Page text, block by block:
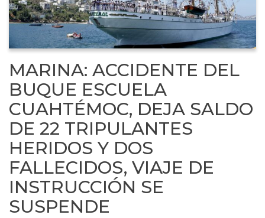
MARINA: ACCIDENTE DEL
BUQUE ESCUELA
CUAHTÉMOC, DEJA SALDO
DE 22 TRIPULANTES
HERIDOS Y DOS
FALLECIDOS, VIAJE DE
INSTRUCCIÓN SE
SUSPENDE